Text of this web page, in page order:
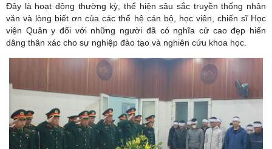
Đây là hoạt động thường kỳ, thể hiện sâu sắc truyền thống nhân
văn và lòng biết ơn của các thế hệ cán bộ, học viên, chiến sĩ Học
viện Quân y đối với những người đã có nghĩa cử cao đẹp hiến
dâng thân xác cho sự nghiệp đào tạo và nghiên cứu khoa học.